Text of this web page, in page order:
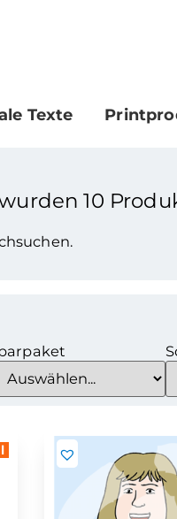
Texte
10